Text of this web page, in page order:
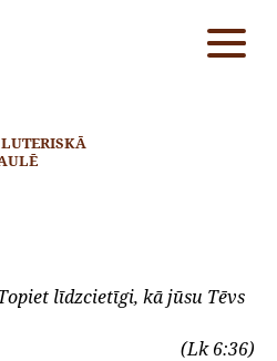
līdzcietīgi, kā jūsu Tēvs
(Lk 6:36)